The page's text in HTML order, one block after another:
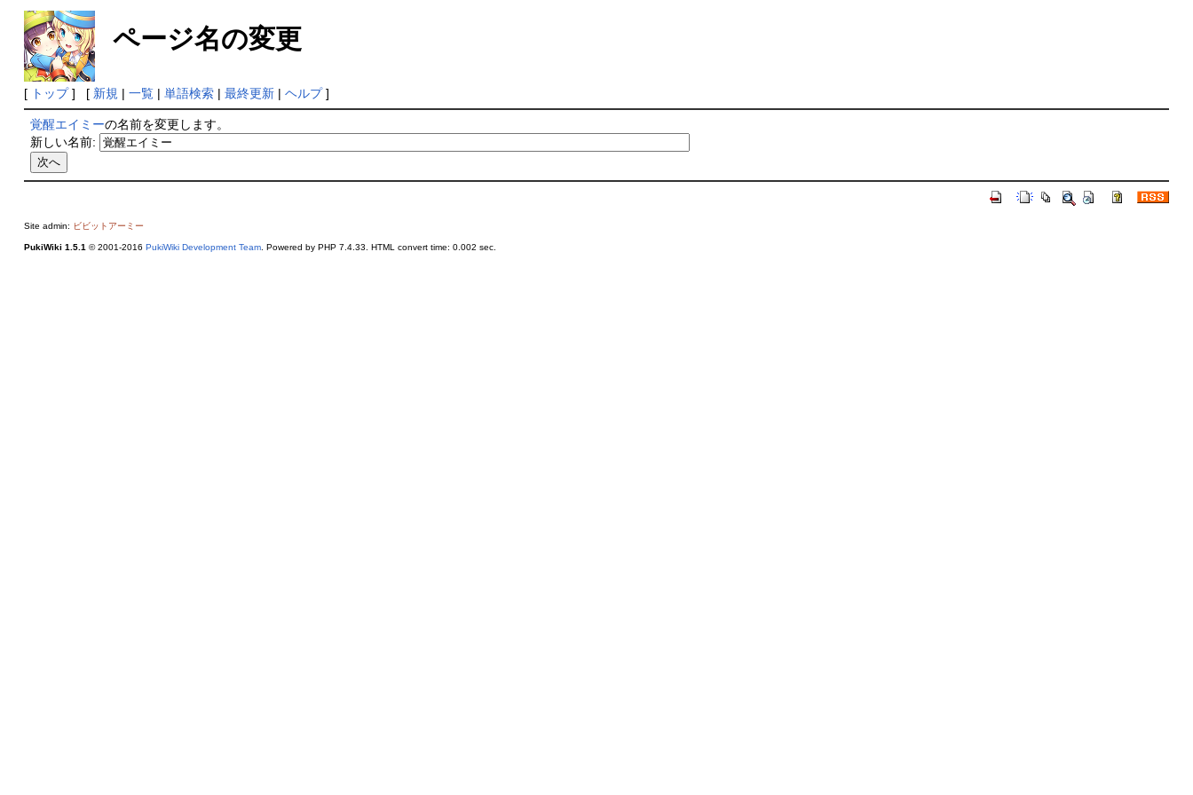
ページ名の変更
[ トップ] [ 新規 | 一覧| 単語検索| 最終更新| ヘルプ]
覚醒エイミーの名前を変更します。
新しい名前:
Site admin: ビビットアーミー
PukiWiki 1.5.1 © 2001-2016 PukiWiki Development Team. Powered by PHP 7.4.33. HTML convert time: 0.002 sec.